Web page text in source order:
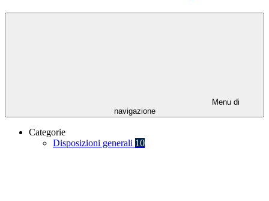
Menu di
navigazione
Categorie
Disposizioni generali 10